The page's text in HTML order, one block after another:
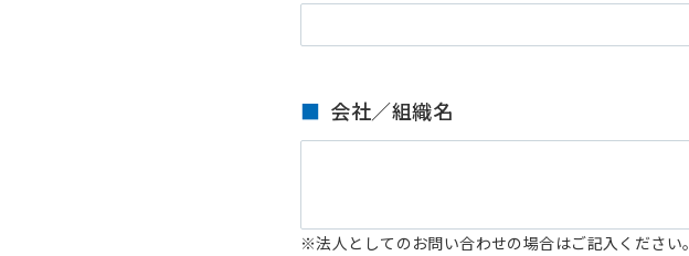
会社／組織名
※法人としてのお問い合わせの場合はご記入ください。